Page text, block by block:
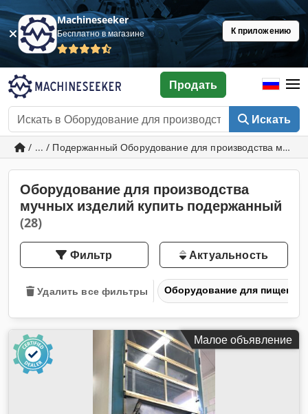
Machineseeker
Бесплатно в магазине К приложению
Искать
Продать
/ ... / Подержанный Оборудование для производства
Оборудование для производства
мучных изделий купить подержанный
(28)
Фильтр Актуальность
Удалить все фильтры Оборудование для
Малое объявление